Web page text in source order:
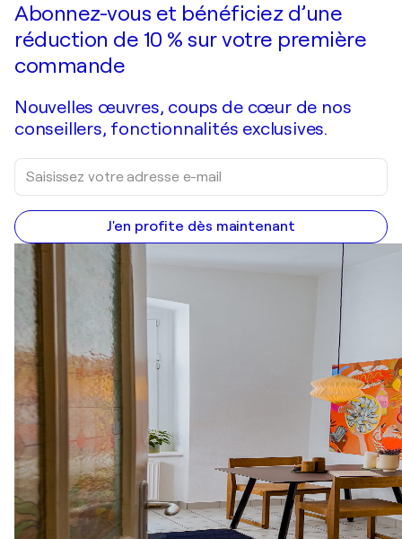
Abonnez-vous et bénéficiez d’une
réduction de 10 % sur votre première
commande
Nouvelles œuvres, coups de cœur de nos
conseillers, fonctionnalités exclusives.
J'en profite dès maintenant